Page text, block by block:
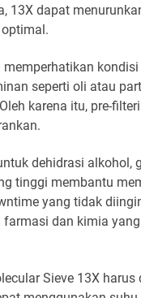
13X dapat
seperti oli atau
karena itu, pre-
dehidrasi alkohol,
tinggi membantu
yang tidak
dan kimia
Sieve 13X harus